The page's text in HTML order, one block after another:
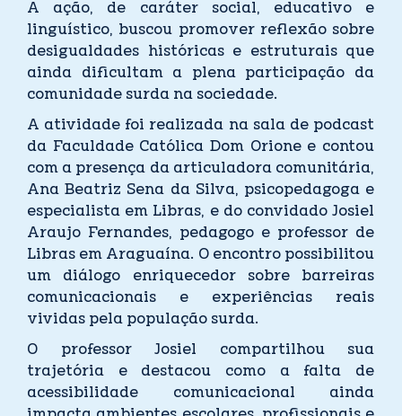
A ação, de caráter social, educativo e
linguístico, buscou promover reflexão sobre
desigualdades históricas e estruturais que
ainda dificultam a plena participação da
comunidade surda na sociedade.
A atividade foi realizada na sala de podcast
da Faculdade Católica Dom Orione e contou
com a presença da articuladora comunitária,
Ana Beatriz Sena da Silva, psicopedagoga e
especialista em Libras, e do convidado Josiel
Araujo Fernandes, pedagogo e professor de
Libras em Araguaína. O encontro possibilitou
um diálogo enriquecedor sobre barreiras
comunicacionais e experiências reais
vividas pela população surda.
O professor Josiel compartilhou sua
trajetória e destacou como a falta de
acessibilidade comunicacional ainda